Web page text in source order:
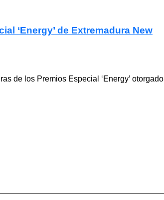
‘Energy’ de Extremadura New
de los Premios Especial ‘Energy’ otorgado